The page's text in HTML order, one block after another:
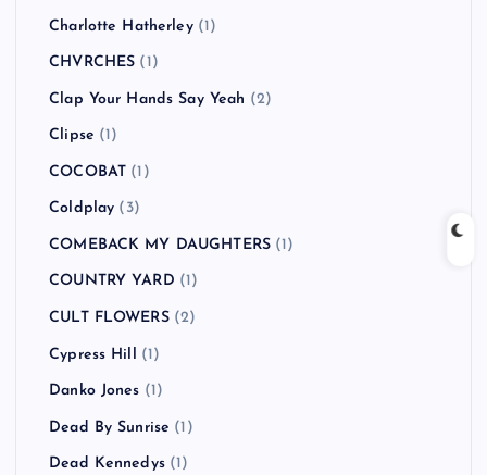
Charlotte Hatherley(1)
CHVRCHES (1)
Clap Your Hands Say Yeah (2)
Clipse (1)
COCOBAT (1)
Coldplay (3)
COMEBACK MY DAUGHTERS (1)
COUNTRY YARD (1)
CULT FLOWERS(2)
Cypress Hill (1)
Danko Jones (1)
Dead By Sunrise (1)
Dead Kennedys(1)